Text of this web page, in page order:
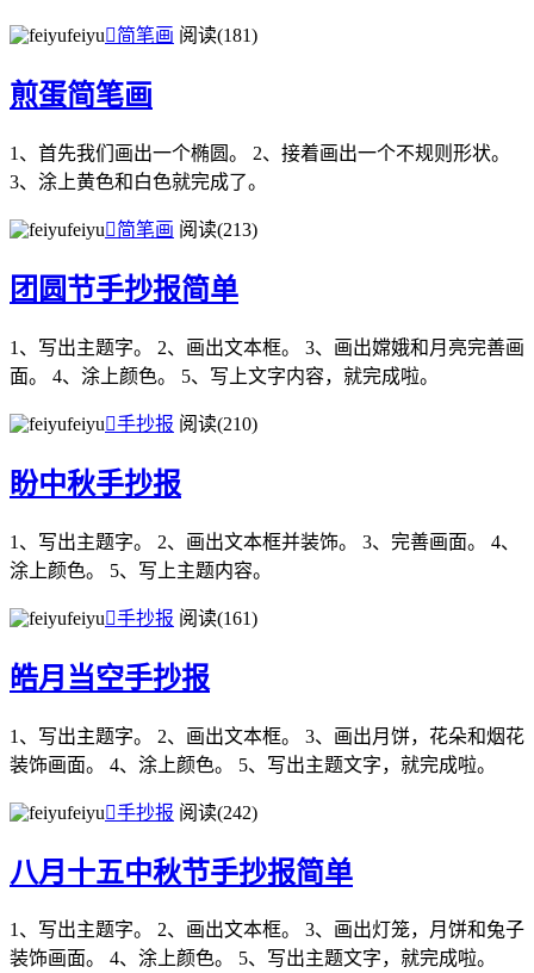
feiyu简笔画 阅读(181)
煎蛋简笔画
1、首先我们画出一个椭圆。 2、接着画出一个不规则形状。
3、涂上黄色和白色就完成了。
feiyu简笔画 阅读(213)
团圆节手抄报简单
1、写出主题字。 2、画出文本框。 3、画出嫦娥和月亮完善画
面。 4、涂上颜色。 5、写上文字内容，就完成啦。
feiyu手抄报 阅读(210)
盼中秋手抄报
1、写出主题字。 2、画出文本框并装饰。 3、完善画面。 4、
涂上颜色。 5、写上主题内容。
feiyu手抄报 阅读(161)
皓月当空手抄报
1、写出主题字。 2、画出文本框。 3、画出月饼，花朵和烟花
装饰画面。 4、涂上颜色。 5、写出主题文字，就完成啦。
feiyu手抄报 阅读(242)
八月十五中秋节手抄报简单
1、写出主题字。 2、画出文本框。 3、画出灯笼，月饼和兔子
装饰画面。 4、涂上颜色。 5、写出主题文字，就完成啦。